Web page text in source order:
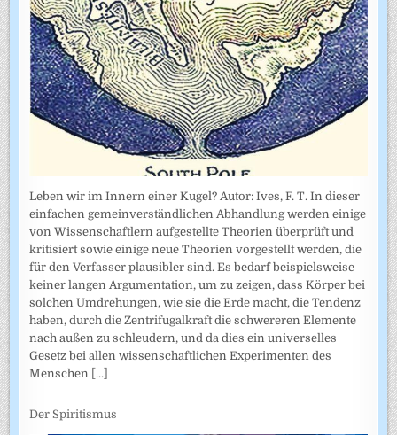
Leben wir im Innern einer Kugel? Autor: Ives, F. T. In dieser
einfachen gemeinverständlichen Abhandlung werden einige
von Wissenschaftlern aufgestellte Theorien überprüft und
kritisiert sowie einige neue Theorien vorgestellt werden, die
für den Verfasser plausibler sind. Es bedarf beispielsweise
keiner langen Argumentation, um zu zeigen, dass Körper bei
solchen Umdrehungen, wie sie die Erde macht, die Tendenz
haben, durch die Zentrifugalkraft die schwereren Elemente
nach außen zu schleudern, und da dies ein universelles
Gesetz bei allen wissenschaftlichen Experimenten des
Menschen [...]
Der Spiritismus